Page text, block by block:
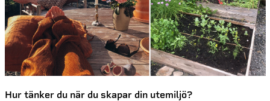
Hur tänker du när du skapar din utemiljö?